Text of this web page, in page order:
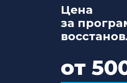
Цена
за
от